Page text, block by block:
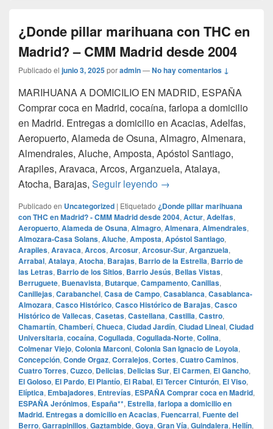
¿Donde pillar marihuana con THC en
Madrid? – CMM Madrid desde 2004
Publicado el junio 3, 2025poradmin—No hay comentarios ↓
MARIHUANA A DOMICILIO EN MADRID, ESPAÑA
Comprar coca en Madrid, cocaína, farlopa a domicilio
en Madrid. Entregas a domicilio en Acacias, Adelfas,
Aeropuerto, Alameda de Osuna, Almagro, Almenara,
Almendrales, Aluche, Amposta, Apóstol Santiago,
Arapiles, Aravaca, Arcos, Arganzuela, Atalaya,
Atocha, Barajas, Seguir leyendo ¿Donde pillar marihuana
→
Publicado en Uncategorized | Etiquetado ¿Donde pillar marihuana
con THC en Madrid? - CMM Madrid desde 2004, Actur, Adelfas,
Aeropuerto, Alameda de Osuna, Almagro, Almenara, Almendrales,
Almozara-Casa Solans, Aluche, Amposta, Apóstol Santiago,
Arapiles, Aravaca, Arcos, Arcosur, Arcosur-Sur, Arganzuela,
Arrabal, Atalaya, Atocha, Barajas, Barrio de la Estrella, Barrio de
las Letras, Barrio de los Sitios, Barrio Jesús, Bellas Vistas,
Berruguete, Buenavista, Butarque, Campamento, Canillas,
Canillejas, Carabanchel, Casa de Campo, Casablanca, Casablanca-
Almozara, Casco Histórico, Casco Histórico de Barajas, Casco
Histórico de Vallecas, Casetas, Castellana, Castilla, Castro,
Chamartín, Chamberí, Chueca, Ciudad Jardín, Ciudad Lineal, Ciudad
Universitaria, cocaína, Cogullada, Cogullada-Norte, Colina,
Colmenar Viejo, Colonia Marconi, Colonia San Ignacio de Loyola,
Concepción, Conde Orgaz, Corralejos, Cortes, Cuatro Caminos,
Cuatro Torres, Cuzco, Delicias, Delicias Sur, El Carmen, El Gancho,
El Goloso, El Pardo, El Plantío, El Rabal, El Tercer Cinturón, El Viso,
Elíptica, Embajadores, Entrevías, ESPAÑA Comprar coca en Madrid,
ESPAÑA Jerónimos, España**, Estrella, farlopa a domicilio en
Madrid. Entregas a domicilio en Acacias, Fuencarral, Fuente del
Berro, Garrapinillos, Gaztambide, Goya, Gran Vía, Guindalera, Hellín,